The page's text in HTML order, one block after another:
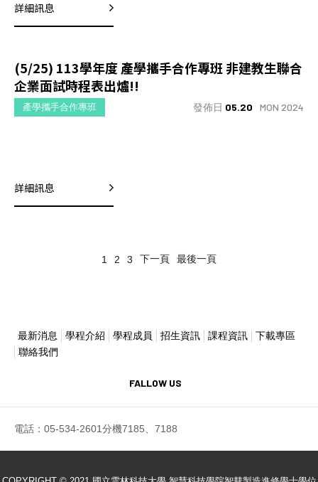
詳細訊息
(5/25) 113學年度 產學攜手合作專班 非建教生聯合
企業面試時程表出爐!!
產學攜手合作專班 發佈日 05.20 MON 2024
詳細訊息
1 2 3 下一頁 最後一頁
最新消息 學程介紹 學程成員 招生資訊 課程資訊
下載專區
聯絡我們
FALLOW US
電話：05-534-2601分機7185、7188